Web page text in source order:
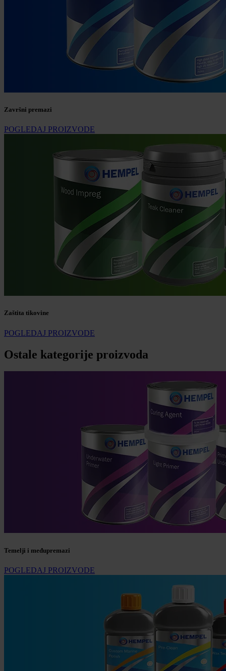
Završni premazi
POGLEDAJ PROIZVODE
Zaštita tikovine
POGLEDAJ PROIZVODE
Ostale kategorije proizvoda
Temelji i međupremazi
POGLEDAJ PROIZVODE